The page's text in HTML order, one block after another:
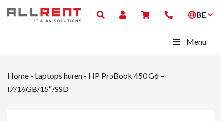
BE
Menu
Home - Laptops huren - HP ProBook 450 G6 –
i7/16GB/15″/SSD